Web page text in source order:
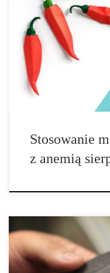
sposób marihuana może
Zjednoczonych rodzi się
Choroba ta, zwana także
genetyczną i
pochodzeniu. W anemii
przekształcają się w
kształt przypominający […]
Stosowanie
z anemią
Pacjenci medycznej
broni. Na początku tego